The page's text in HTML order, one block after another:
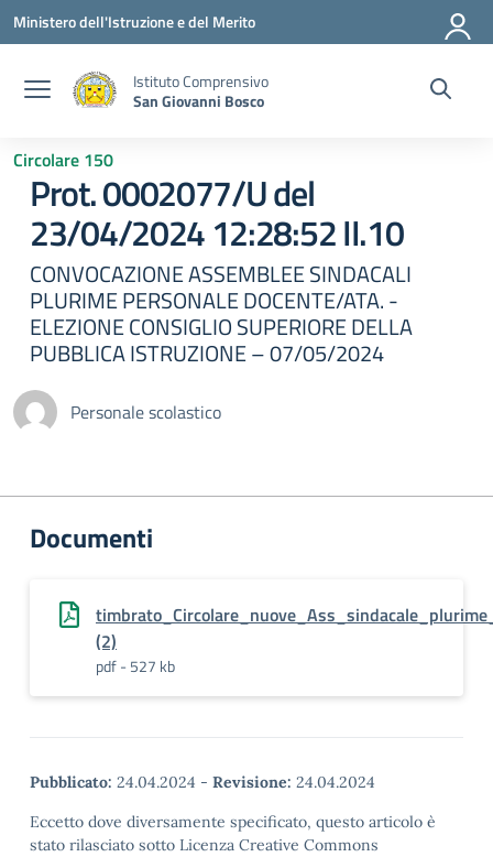
Vai ai contenuti
Vai al menu di navigazione
Vai al footer
Ministero dell'Istruzione e del Merito
Istituto Comprensivo
San Giovanni Bosco
Circolare 150
Prot. 0002077/U del
23/04/2024 12:28:52 II.10
CONVOCAZIONE ASSEMBLEE SINDACALI
PLURIME PERSONALE DOCENTE/ATA. -
ELEZIONE CONSIGLIO SUPERIORE DELLA
PUBBLICA ISTRUZIONE – 07/05/2024
Personale scolastico
Documenti
(2)
pdf - 527 kb
Pubblicato: 24.04.2024 - Revisione: 24.04.2024
Eccetto dove diversamente specificato, questo articolo è
stato rilasciato sotto Licenza Creative Commons